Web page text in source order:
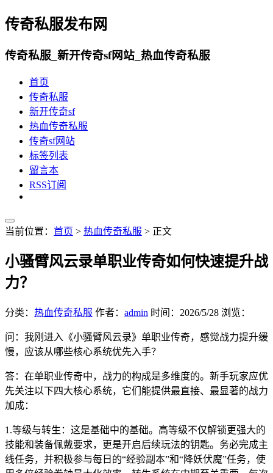
传奇私服发布网
传奇私服_新开传奇sf网站_热血传奇私服
首页
传奇私服
新开传奇sf
热血传奇私服
传奇sf网站
标签列表
留言本
RSS订阅
当前位置： 首页 > 热血传奇私服 > 正文
小骚臂风云录单职业传奇如何快速提升战
力？
分类： 热血传奇私服 作者： admin 时间： 2026/5/28 浏览：
问：我刚进入《小骚臂风云录》单职业传奇，感觉战力提升缓
慢，应该从哪些核心系统优先入手？
答：在单职业传奇中，战力的构成是多维度的。新手玩家应优
先关注以下四大核心系统，它们能提供最直接、最显著的战力
加成：
1.等级与转生：这是基础中的基础。高等级不仅解锁更强大的
技能和装备佩戴要求，更是开启后续玩法的钥匙。务必完成主
线任务，并积极参与每日的“经验副本”和“降妖伏魔”任务，使